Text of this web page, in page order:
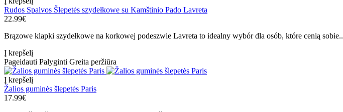
Rudos Spalvos Šlepetės szydełkowe su Kamštinio Pado Lavreta
22.99€
Brązowe klapki szydełkowe na korkowej podeszwie Lavreta to idealny wybór dla osób, które cenią sobie..
Į krepšelį
Pageidauti Palyginti Greita peržiūra
Į krepšelį
Žalios guminės šlepetės Paris
17.99€